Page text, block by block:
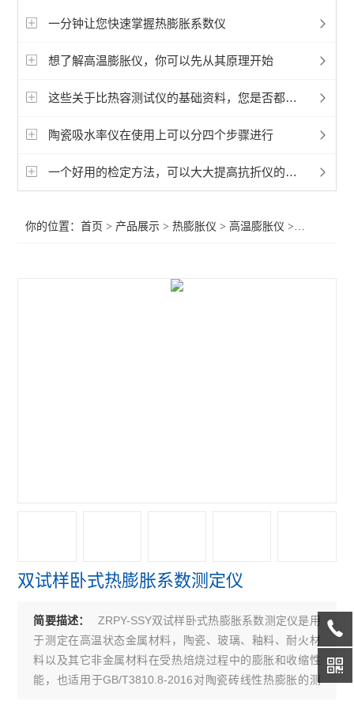
高温膨胀仪
查看全部 >>
一分钟让您快速掌握热膨胀系数仪
想了解高温膨胀仪，你可以先从其原理开始
这些关于比热容测试仪的基础资料，您是否都掌握好！
陶瓷吸水率仪在使用上可以分四个步骤进行
一个好用的检定方法，可以大大提高抗折仪的使用
你的位置：首页 > 产品展示 >热膨胀仪 > 高温膨胀仪 >双试样卧式热膨胀系数测定仪
双试样卧式热膨胀系数测定仪
简要描述：
ZRPY-SSY双试样卧式热膨胀系数测定仪是用
于测定在高温状态金属材料，陶瓷、玻璃、釉料、耐火材
料以及其它非金属材料在受热焙烧过程中的膨胀和收缩性
能，也适用于GB/T3810.8-2016对陶瓷砖线性热膨胀的测